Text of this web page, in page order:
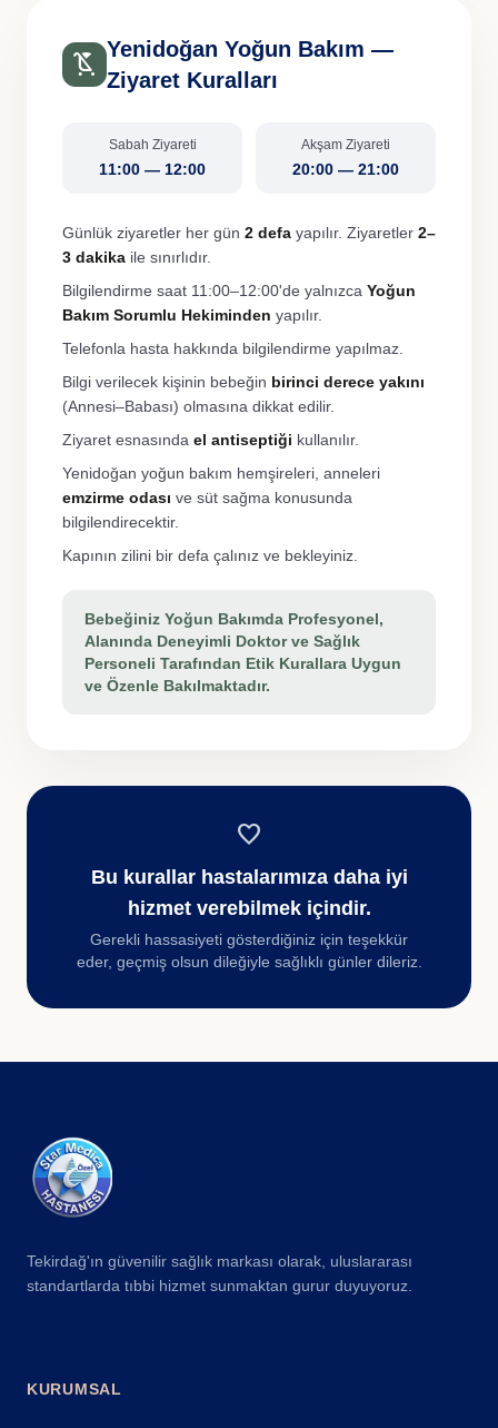
child_friendly Yenidoğan Yoğun Bakım —
Ziyaret Kuralları
Sabah Ziyareti
11:00 — 12:00
Akşam Ziyareti
20:00 — 21:00
Günlük ziyaretler her gün 2 defa yapılır. Ziyaretler 2–
3 dakika ile sınırlıdır.
Bilgilendirme saat 11:00–12:00'de yalnızca Yoğun
Bakım Sorumlu Hekiminden yapılır.
Telefonla hasta hakkında bilgilendirme yapılmaz.
Bilgi verilecek kişinin bebeğin birinci derece yakını
(Annesi–Babası) olmasına dikkat edilir.
Ziyaret esnasında el antiseptiği kullanılır.
Yenidoğan yoğun bakım hemşireleri, anneleri
emzirme odası ve süt sağma konusunda
bilgilendirecektir.
Kapının zilini bir defa çalınız ve bekleyiniz.
Bebeğiniz Yoğun Bakımda Profesyonel,
Alanında Deneyimli Doktor ve Sağlık
Personeli Tarafından Etik Kurallara Uygun
ve Özenle Bakılmaktadır.
favorite
Bu kurallar hastalarımıza daha iyi
hizmet verebilmek içindir.
Gerekli hassasiyeti gösterdiğiniz için teşekkür
eder, geçmiş olsun dileğiyle sağlıklı günler dileriz.
Tekirdağ'ın güvenilir sağlık markası olarak, uluslararası
standartlarda tıbbi hizmet sunmaktan gurur duyuyoruz.
KURUMSAL